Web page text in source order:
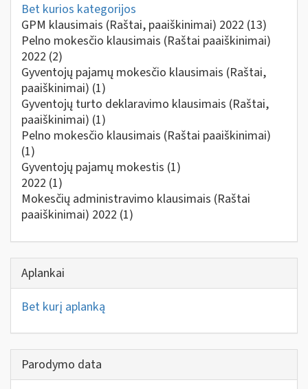
Bet kurios kategorijos
GPM klausimais (Raštai, paaiškinimai) 2022 (13)
Pelno mokesčio klausimais (Raštai paaiškinimai)
2022 (2)
Gyventojų pajamų mokesčio klausimais (Raštai,
paaiškinimai) (1)
Gyventojų turto deklaravimo klausimais (Raštai,
paaiškinimai) (1)
Pelno mokesčio klausimais (Raštai paaiškinimai)
(1)
Gyventojų pajamų mokestis (1)
2022 (1)
Mokesčių administravimo klausimais (Raštai
paaiškinimai) 2022 (1)
Aplankai
Bet kurį aplanką
Parodymo data